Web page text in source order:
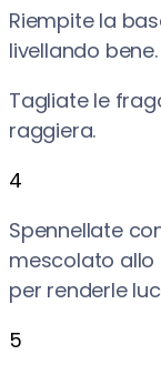
Riempite la
livellando bene.
Tagliate le
raggiera.
4
Spennellate
mescolato allo
per renderle
5